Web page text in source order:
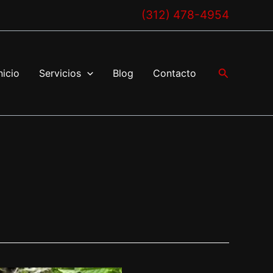
(312) 478-4954
Servicios Blog Contacto Buscar